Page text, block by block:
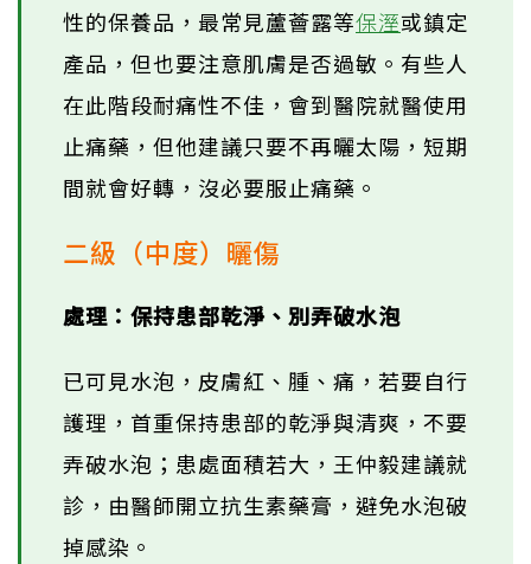
性的保養品，最常見蘆薈露等保溼或鎮定
產品，但也要注意肌膚是否過敏。有些人
在此階段耐痛性不佳，會到醫院就醫使用
止痛藥，但他建議只要不再曬太陽，短期
間就會好轉，沒必要服止痛藥。
二級（中度）曬傷
處理：保持患部乾淨、別弄破水泡
已可見水泡，皮膚紅、腫、痛，若要自行
護理，首重保持患部的乾淨與清爽，不要
弄破水泡；患處面積若大，王仲毅建議就
診，由醫師開立抗生素藥膏，避免水泡破
掉感染。